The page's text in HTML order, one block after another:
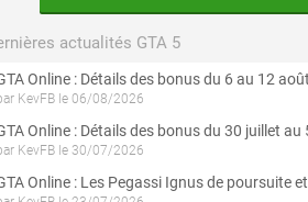
actualités GTA 5
KevFB le 06/08/2026
KevFB le 30/07/2026